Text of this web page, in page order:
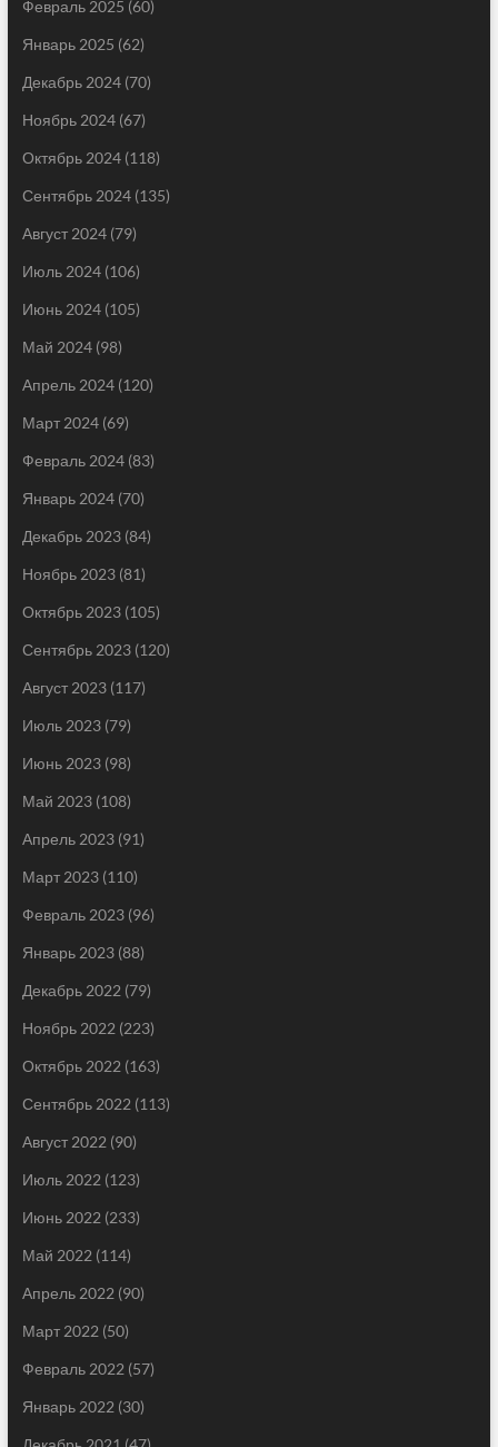
Февраль 2025 (60)
Январь 2025 (62)
Декабрь 2024(70)
Ноябрь 2024(67)
Октябрь 2024(118)
Сентябрь 2024(135)
Август 2024(79)
Июль 2024(106)
Июнь 2024(105)
Май 2024(98)
Апрель 2024(120)
Март 2024(69)
Февраль 2024(83)
Январь 2024(70)
Декабрь 2023(84)
Ноябрь 2023(81)
Октябрь 2023(105)
Сентябрь 2023(120)
Август 2023(117)
Июль 2023(79)
Июнь 2023(98)
Май 2023(108)
Апрель 2023(91)
Март 2023(110)
Февраль 2023(96)
Январь 2023(88)
Декабрь 2022 (79)
Ноябрь 2022 (223)
Октябрь 2022 (163)
Сентябрь 2022 (113)
Август 2022 (90)
Июль 2022 (123)
Июнь 2022 (233)
Май 2022 (114)
Апрель 2022 (90)
Март 2022 (50)
Февраль 2022 (57)
Январь 2022 (30)